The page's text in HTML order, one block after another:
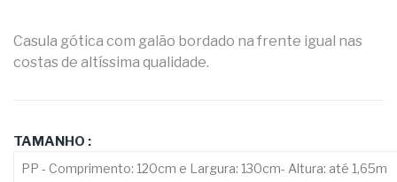
Casula gótica com galão bordado na frente igual nas
costas de altíssima qualidade.
TAMANHO :